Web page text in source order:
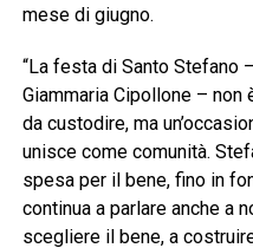
mese di giugno.
“La festa di Santo Stefano
Giammaria Cipollone –
da custodire, ma
unisce come comunità.
spesa per il bene, fino in
continua a parlare anche a
scegliere il bene, a